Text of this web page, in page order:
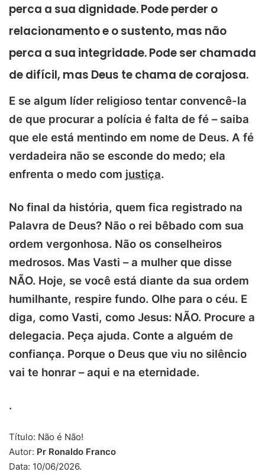
perca a sua dignidade. Pode perder o
relacionamento e o sustento, mas não
perca a sua integridade. Pode ser chamada
de difícil, mas Deus te chama de corajosa.
E se algum líder religioso tentar convencê-la
de que procurar a polícia é falta de fé – saiba
que ele está mentindo em nome de Deus. A fé
verdadeira não se esconde do medo; ela
enfrenta o medo com justiça.
No final da história, quem fica registrado na
Palavra de Deus? Não o rei bêbado com sua
ordem vergonhosa. Não os conselheiros
medrosos. Mas Vasti – a mulher que disse
NÃO. Hoje, se você está diante da sua ordem
humilhante, respire fundo. Olhe para o céu. E
diga, como Vasti, como Jesus: NÃO. Procure a
delegacia. Peça ajuda. Conte a alguém de
confiança. Porque o Deus que viu no silêncio
vai te honrar – aqui e na eternidade.
.
Título: Não é Não!
Autor: Pr Ronaldo Franco
Data: 10/06/2026.